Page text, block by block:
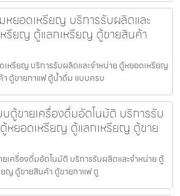
หยอดเหรียญ​ บริการรับผลิตและ
รียญ ตู้แลกเหรียญ ตู้ขายสินค้า
หรียญ​ บริการรับผลิตและจำหน่าย ตู้หยอดเหรียญ
ตู้ขายกาแฟ ตู้น้ำดื่ม แบบครบ
ตู้ขายเครื่องดื่ม​อัตโนมัติ บริการรับ
หยอดเหรียญ ตู้แลกเหรียญ ตู้ขาย
เครื่องดื่ม​อัตโนมัติ บริการรับผลิตและจำหน่าย ตู้
ญ ตู้ขายสินค้า ตู้ขายกาแฟ ตู